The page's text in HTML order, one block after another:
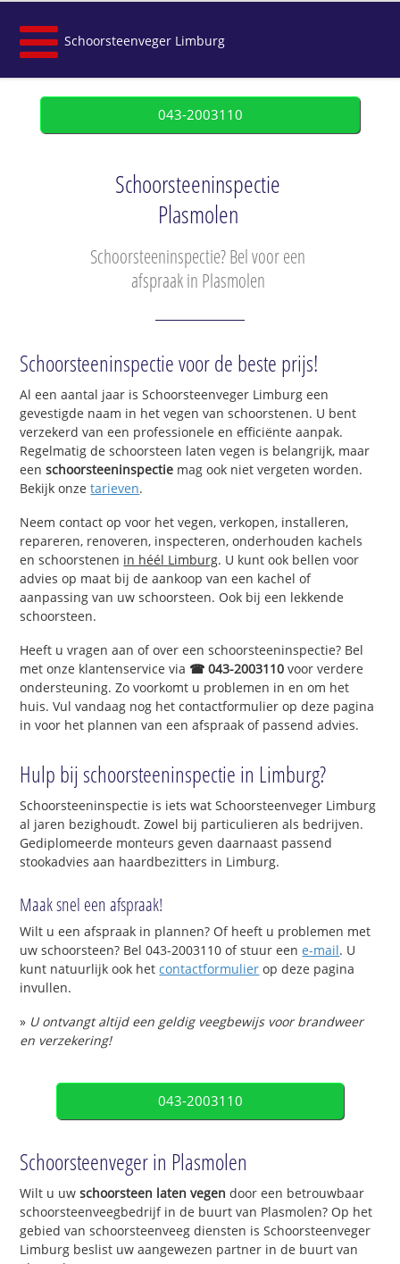
Schoorsteenveger Limburg
043-2003110
Schoorsteeninspectie
Plasmolen
Schoorsteeninspectie? Bel voor een
afspraak in Plasmolen
Schoorsteeninspectie voor de beste prijs!
Al een aantal jaar is Schoorsteenveger Limburg een
gevestigde naam in het vegen van schoorstenen. U bent
verzekerd van een professionele en efficiënte aanpak.
Regelmatig de schoorsteen laten vegen is belangrijk, maar
eenschoorsteeninspectie mag ook niet vergeten worden.
Bekijk onzetarieven.
Neem contact op voor het vegen, verkopen, installeren,
repareren, renoveren, inspecteren, onderhouden kachels
en schoorstenen in héél Limburg. U kunt ook bellen voor
advies op maat bij de aankoop van een kachel of
aanpassing van uw schoorsteen. Ook bij een lekkende
schoorsteen.
Heeft u vragen aan of over een schoorsteeninspectie? Bel
met onze klantenservice via ☎ 043-2003110 voor verdere
ondersteuning. Zo voorkomt u problemen in en om het
huis. Vul vandaag nog het contactformulier op deze pagina
in voor het plannen van een afspraak of passend advies.
Hulp bij schoorsteeninspectie in Limburg?
Schoorsteeninspectie is iets wat Schoorsteenveger Limburg
al jaren bezighoudt. Zowel bij particulieren als bedrijven.
Gediplomeerde monteurs geven daarnaast passend
stookadvies aan haardbezitters in Limburg.
Maak snel een afspraak!
Wilt u een afspraak in plannen? Of heeft u problemen met
uw schoorsteen? Bel 043-2003110 of stuur eene-mail. U
kunt natuurlijk ook hetcontactformulier op deze pagina
invullen.
» U ontvangt altijd een geldig veegbewijs voor brandweer
en verzekering!
043-2003110
Schoorsteenveger in Plasmolen
Wilt u uwschoorsteen laten vegen door een betrouwbaar
schoorsteenveegbedrijf in de buurt van Plasmolen? Op het
gebied van schoorsteenveeg diensten is Schoorsteenveger
Limburg beslist uw aangewezen partner in de buurt van